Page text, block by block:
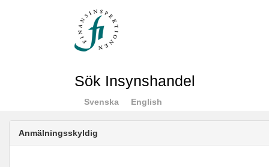
Sök Insynshandel
Svenska English
Anmälningsskyldig